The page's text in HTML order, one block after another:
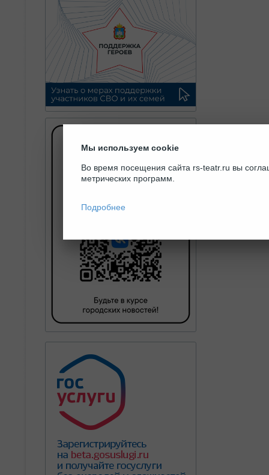
Мы используем cookie
Во время посещения сайта rs-teatr.ru вы
метрических программ.
Подробнее